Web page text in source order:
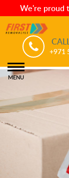
We're proud
+971
MENU